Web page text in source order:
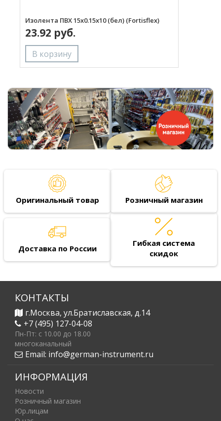
Изолента ПВХ 15х0.15х10 (бел) (Fortisflex)
23.92 руб.
Оригинальный товар Розничный магазин
Доставка по России
Гибкая система
скидок
КОНТАКТЫ
г.Москва, ул.Братиславская, д.14
+7 (495) 127-04-08
Пн-Пт: c 10.00 до 18.00
многоканальный
Email: info@german-instrument.ru
ИНФОРМАЦИЯ
Новости
Розничный магазин
Юр.лицам